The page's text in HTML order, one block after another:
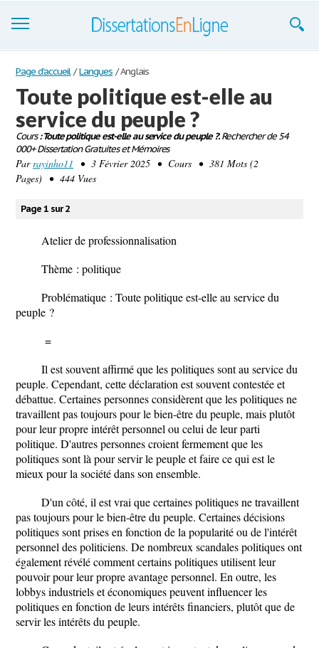
Dissertations
S'inscrire
Se connecter
Contactez-nous
Page d'accueil / Langues /Anglais
Toute politique est-elle au
service du peuple ?
Cours: Toute politique est-elle au service du peuple ?.Rechercher de 54
000+ Dissertation Gratuites et Mémoires
Parrayinho11 • 3 Février 2025 • Cours • 381 Mots (2
Pages) • 444 Vues
Page 1 sur 2
Atelier de professionnalisation
Thème : politique
Problématique : Toute politique est-elle au service du
peuple ?
=
Il est souvent affirmé que les politiques sont au service du
peuple. Cependant, cette déclaration est souvent contestée et
débattue. Certaines personnes considèrent que les politiques ne
travaillent pas toujours pour le bien-être du peuple, mais plutôt
pour leur propre intérêt personnel ou celui de leur parti
politique. D'autres personnes croient fermement que les
politiques sont là pour servir le peuple et faire ce qui est le
mieux pour la société dans son ensemble.
D'un côté, il est vrai que certaines politiques ne travaillent
pas toujours pour le bien-être du peuple. Certaines décisions
politiques sont prises en fonction de la popularité ou de l'intérêt
personnel des politiciens. De nombreux scandales politiques ont
également révélé comment certains politiques utilisent leur
pouvoir pour leur propre avantage personnel. En outre, les
lobbys industriels et économiques peuvent influencer les
politiques en fonction de leurs intérêts financiers, plutôt que de
servir les intérêts du peuple.